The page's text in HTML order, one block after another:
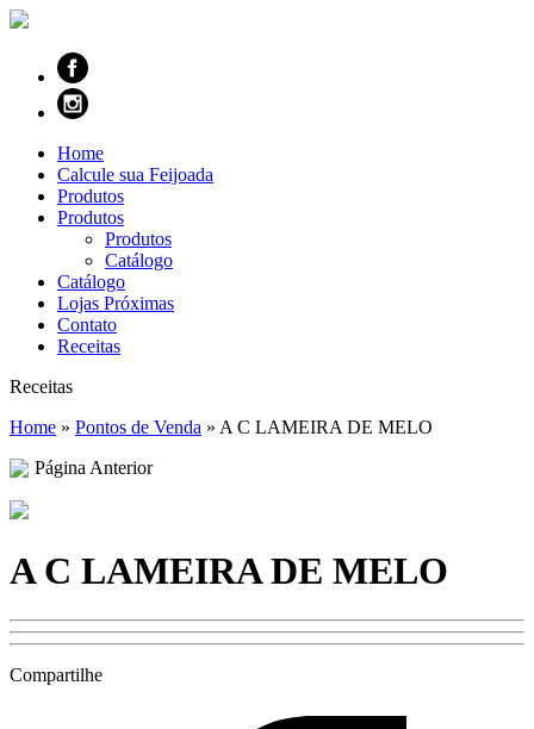
Home
Calcule sua Feijoada
Produtos
Produtos
Produtos
Catálogo
Catálogo
Lojas Próximas
Contato
Receitas
Receitas
Home » Pontos de Venda » A C LAMEIRA DE MELO
Página Anterior
A C LAMEIRA DE MELO
Compartilhe